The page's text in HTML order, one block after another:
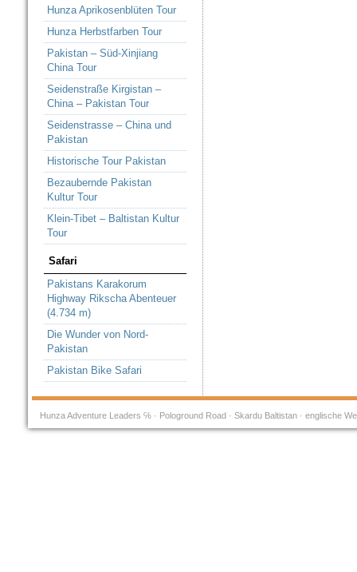
Hunza Aprikosenblüten Tour
Hunza Herbstfarben Tour
Pakistan – Süd-Xinjiang
China Tour
Seidenstraße Kirgistan –
China – Pakistan Tour
Seidenstrasse – China und
Pakistan
Historische Tour Pakistan
Bezaubernde Pakistan
Kultur Tour
Klein-Tibet – Baltistan Kultur
Tour
Safari
Pakistans Karakorum
Highway Rikscha Abenteuer
(4.734 m)
Die Wunder von Nord-
Pakistan
Pakistan Bike Safari
Hunza Adventure Leaders ℅ · Pologround Road · Skardu Baltistan · englische